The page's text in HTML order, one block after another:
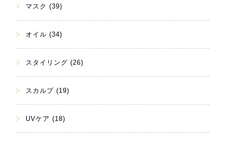
マスク (39)
オイル (34)
スタイリング (26)
スカルプ (19)
UVケア (18)